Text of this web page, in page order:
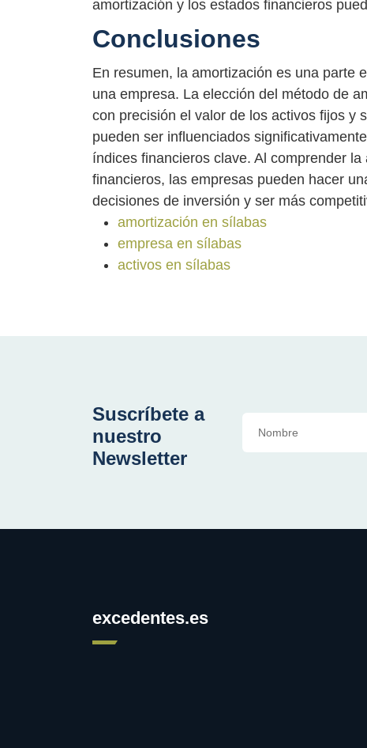
amortización y los estados financieros
Conclusiones
En resumen, la amortización es una parte
una empresa. La elección del método de
con precisión el valor de los activos fijos y
pueden ser influenciados
índices financieros clave. Al comprender
financieros, las empresas pueden hacer
decisiones de inversión y ser más
amortización en sílabas
empresa en sílabas
activos en sílabas
Suscríbete a
nuestro
Newsletter
excedentes.es